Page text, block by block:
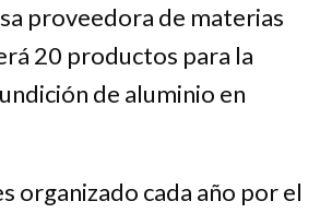
proveedora de materias
20 productos para la
de aluminio en
organizado cada año por el